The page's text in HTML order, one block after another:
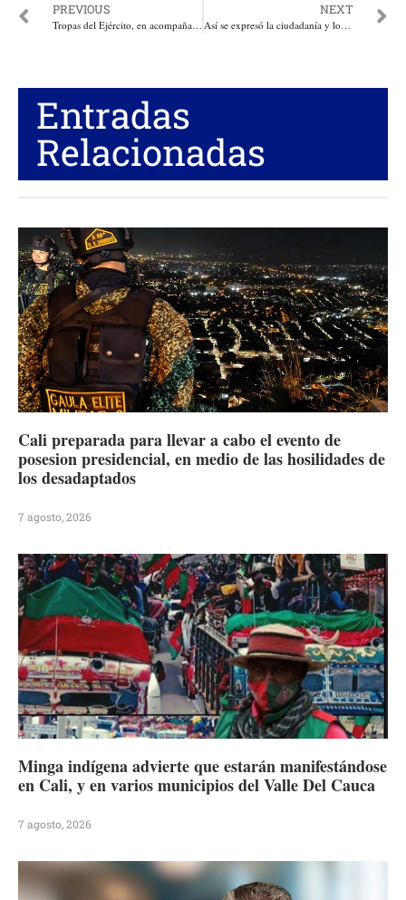
PREVIOUS
Tropas del Ejército, en acompañamiento a la Policía inician las “tomas” a Soledad
NEXT
Así se expresó la ciudadanía y los partidos de oposición en su derecho de réplica del penoso Consejo de Ministros del régimen
Entradas
Relacionadas
Cali preparada para llevar a cabo el evento de
posesion presidencial, en medio de las hosilidades de
los desadaptados
7 agosto, 2026
Minga indígena advierte que estarán manifestándose
en Cali, y en varios municipios del Valle Del Cauca
7 agosto, 2026